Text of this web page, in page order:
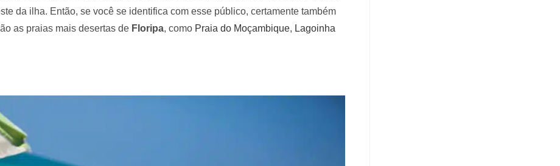
da ilha. Então, se você se identifica com esse público, certamente também
as praias mais desertas de Floripa, como Praia do Moçambique, Lagoinha